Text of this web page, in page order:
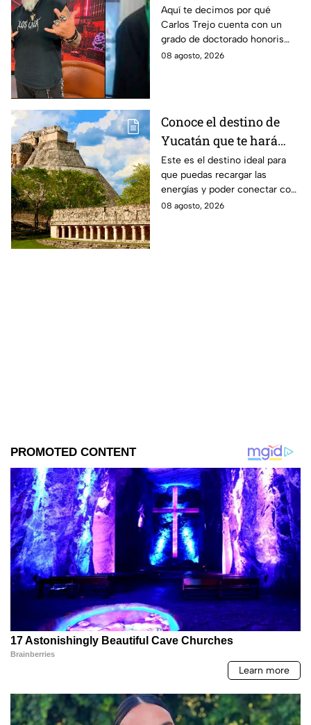
Este es el
reconocimiento que el
cazafantasmas recibió
Aquí te decimos por qué
Carlos Trejo cuenta con un
grado de doctorado honoris
causa. El cazafantasmas será
08 agosto, 2026
Conoce el destino de
Yucatán que te hará
desconectarte de la
rutina
Este es el destino ideal para
que puedas recargar las
energías y poder conectar con
naturaleza.
08 agosto, 2026